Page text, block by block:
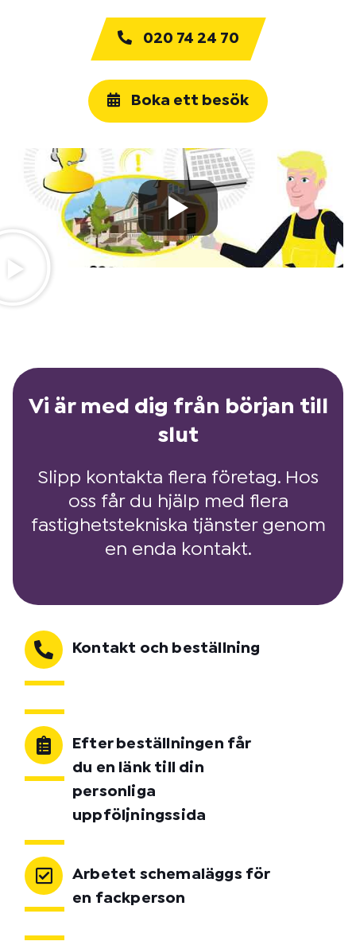
020 74 24 70
Boka ett besök
Vi är med dig från början till
slut
Slipp kontakta flera företag. Hos
oss får du hjälp med flera
fastighetstekniska tjänster genom
en enda kontakt.
Kontakt och beställning
Efter beställningen får
du en länk till din
personliga
uppföljningssida
Arbetet schemaläggs för
en fackperson